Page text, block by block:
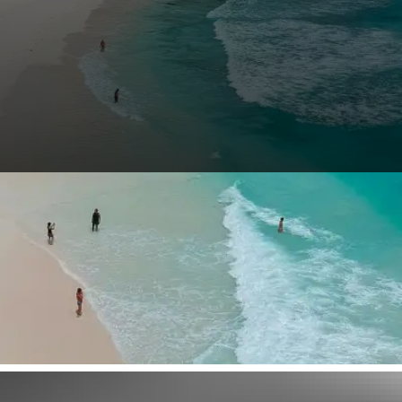
Das Archipel aus 115 Inseln liegt im Indischen Ozean vor
sowie seltene Tierarten. Macht euch auf den Weg, bevor es